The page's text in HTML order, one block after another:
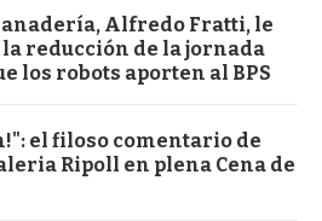
Alfredo Fratti, le
reducción de la jornada
los robots aporten al BPS
el filoso comentario de
Ripoll en plena Cena de